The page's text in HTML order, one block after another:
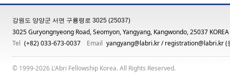
강원도 양양군 서면 구룡령로 3025 (25037)
3025 Guryongnyeong Road, Seomyon, Yangyang, Kangwondo, 25037 KOREA
Tel (+82) 033-673-0037 Email yangyang@labri.kr/registration@labri.kr(
© 1999-2026 L'Abri Fellowship Korea. All Rights Reserved.